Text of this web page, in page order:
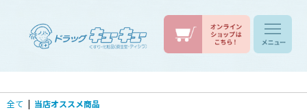
全て | 当店オススメ商品